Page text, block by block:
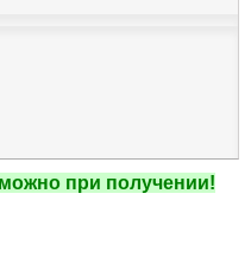
при получении!